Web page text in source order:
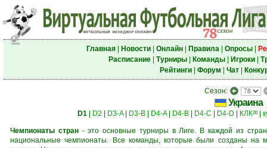
Главная| Новости| Онлайн| Правила| Опросы|
Расписание| Турниры| Команды| Игроки|
Рейтинги| Форум Чат|
Сезон:
Украина
D1| D2 D3-A| D3-B| D4-A| D4-B| D4-C D4-D КЛК20|
Чемпионаты стран- это основные турниры в Лиге. В каждой из
национальные чемпионаты. Все команды, которые были созданы на